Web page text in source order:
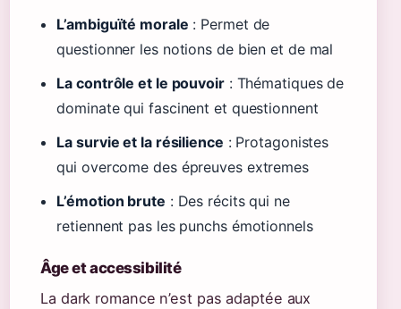
L’ambiguïté morale : Permet de
questionner les notions de bien et de mal
La contrôle et le pouvoir: Thématiques de
dominate qui fascinent et questionnent
La survie et la résilience : Protagonistes
qui overcome des épreuves extremes
L’émotion brute : Des récits qui ne
retiennent pas les punchs émotionnels
Âge et accessibilité
La dark romance n’est pas adaptée aux